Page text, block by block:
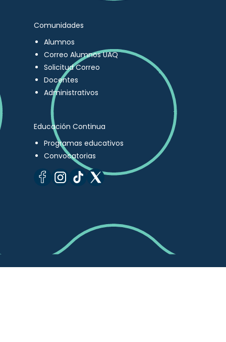
Comunidades
Alumnos
Correo Alumnos UAQ
Solicitud Correo
Docentes
Administrativos
Educación Continua
Programas educativos
Convocatorias